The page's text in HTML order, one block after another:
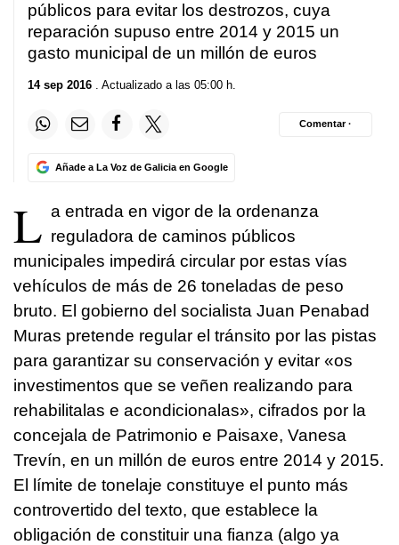
públicos para evitar los destrozos, cuya
reparación supuso entre 2014 y 2015 un
gasto municipal de un millón de euros
14 sep 2016 . Actualizado a las 05:00 h.
Añade a La Voz de Galicia en Google
Comentar ·
L a entrada en vigor de la ordenanza
reguladora de caminos públicos
municipales impedirá circular por estas vías
vehículos de más de 26 toneladas de peso
bruto. El gobierno del socialista Juan Penabad
Muras pretende regular el tránsito por las pistas
para garantizar su conservación y evitar «os
investimentos que se veñen realizando para
rehabilitalas e acondicionalas», cifrados por la
concejala de Patrimonio e Paisaxe, Vanesa
Trevín, en un millón de euros entre 2014 y 2015.
El límite de tonelaje constituye el punto más
controvertido del texto, que establece la
obligación de constituir una fianza (algo ya